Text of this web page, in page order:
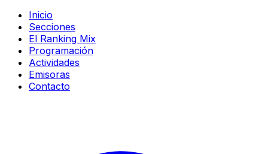
Inicio
Secciones
El Ranking Mix
Programación
Actividades
Emisoras
Contacto